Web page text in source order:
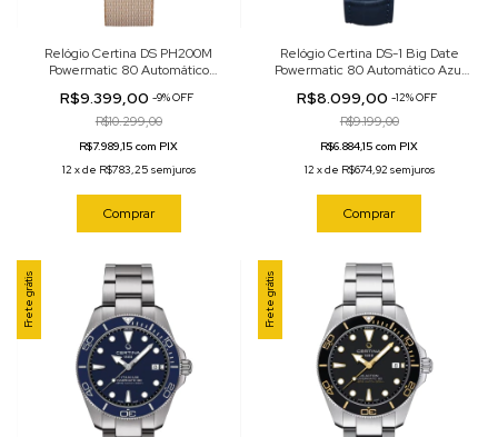
Relógio Certina DS PH200M
Powermatic 80 Automático
C036.207.18.116.00
R$9.399,00 -9%OFF
R$10.299,00
R$7.989,15 com PIX
12 xde R$783,25 sem juros
Comprar
Relógio Certina DS-1 Big Date
Powermatic 80 Automático Azul
R$8.099,00-12%OFF
R$9.199,00
R$6.884,15 com PIX
12 xde R$674,92 sem juros
Comprar
Frete grátis Frete grátis